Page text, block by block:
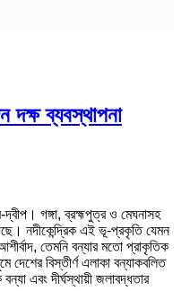
দক্ষ ব্যবস্থাপনা
গঙ্গা, ব্রহ্মপুত্র ও মেঘনাসহ
নদীকেন্দ্রিক এই ভূ-প্রকৃতি যেমন
তেমনি বন্যার মতো প্রাকৃতিক
দেশের বিস্তীর্ণ এলাকা বন্যাকবলিত
এবং দীর্ঘস্থায়ী জলাবদ্ধতার